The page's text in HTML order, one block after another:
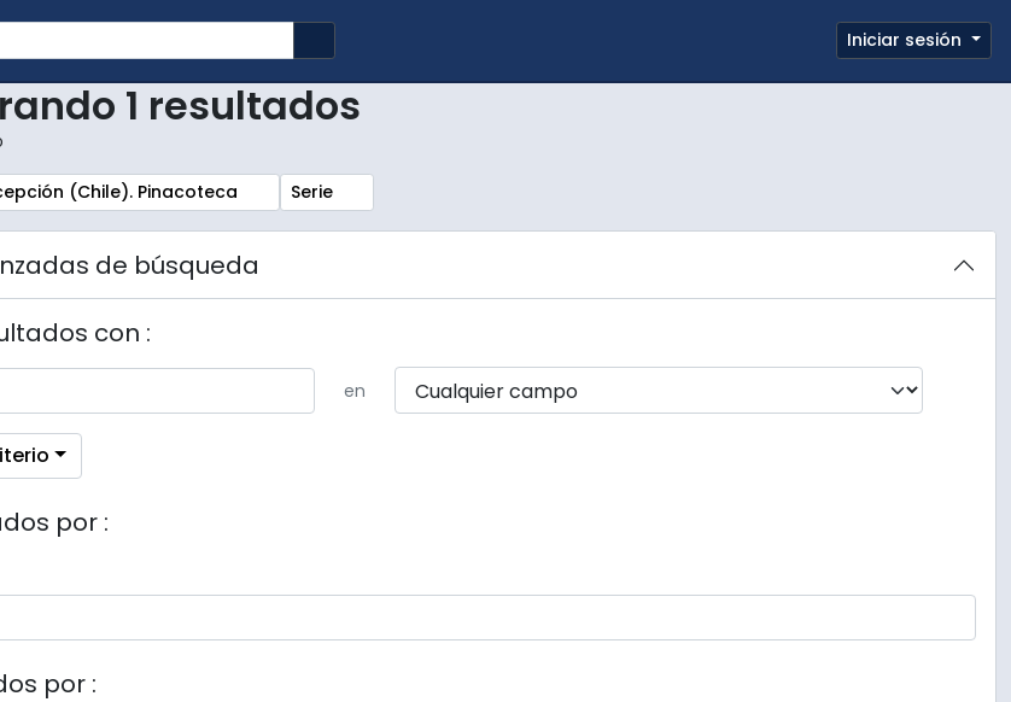
Portapapeles
Enlaces rápidos
Iniciar sesión
1 resultados
(Chile). Pinacoteca Remove filter:
Serie
de búsqueda
con :
en
por :
por :